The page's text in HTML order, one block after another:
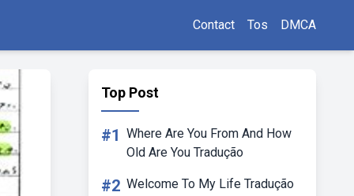
Contact Tos DMCA
Top Post
#1 Where Are You From And How
Old Are You Tradução
#2 Welcome To My Life Tradução